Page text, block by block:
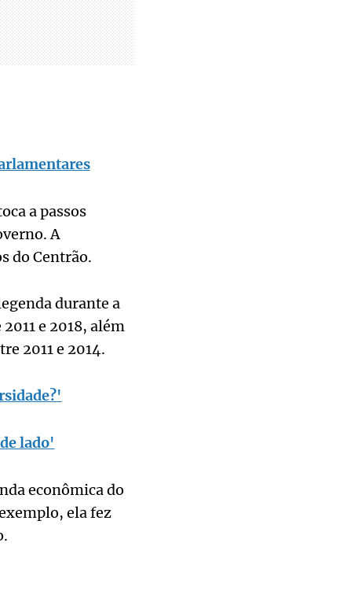
a passos
A
do Centrão.
durante a
e 2018, além
2011 e 2014.
lado'
econômica do
ela fez